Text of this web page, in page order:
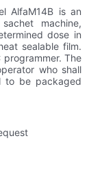
AlfaM14B is an
machine,
dose in
sealable film.
The
who shall
to be packaged